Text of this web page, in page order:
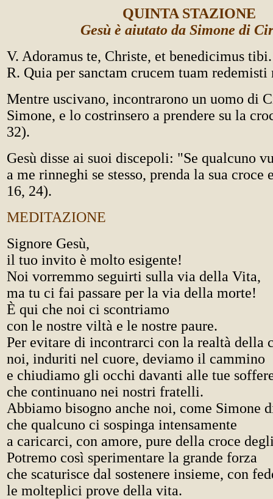
QUINTA STAZIONE
Gesù è aiutato da Simone di
V. Adoramus te, Christe, et benedicimus tibi.
R. Quia per sanctam crucem tuam redemisti
Mentre uscivano, incontrarono un uomo di
Simone, e lo costrinsero a prendere su la
32).
Gesù disse ai suoi discepoli: "Se qualcuno
a me rinneghi se stesso, prenda la sua croce
16, 24).
MEDITAZIONE
Signore Gesù,
il tuo invito è molto esigente!
Noi vorremmo seguirti sulla via della Vita,
ma tu ci fai passare per la via della morte!
È qui che noi ci scontriamo
con le nostre viltà e le nostre paure.
Per evitare di incontrarci con la realtà della
noi, induriti nel cuore, deviamo il cammino
e chiudiamo gli occhi davanti alle tue
che continuano nei nostri fratelli.
Abbiamo bisogno anche noi, come Simone
che qualcuno ci sospinga intensamente
a caricarci, con amore, pure della croce
Potremo così sperimentare la grande forza
che scaturisce dal sostenere insieme, con
le molteplici prove della vita.